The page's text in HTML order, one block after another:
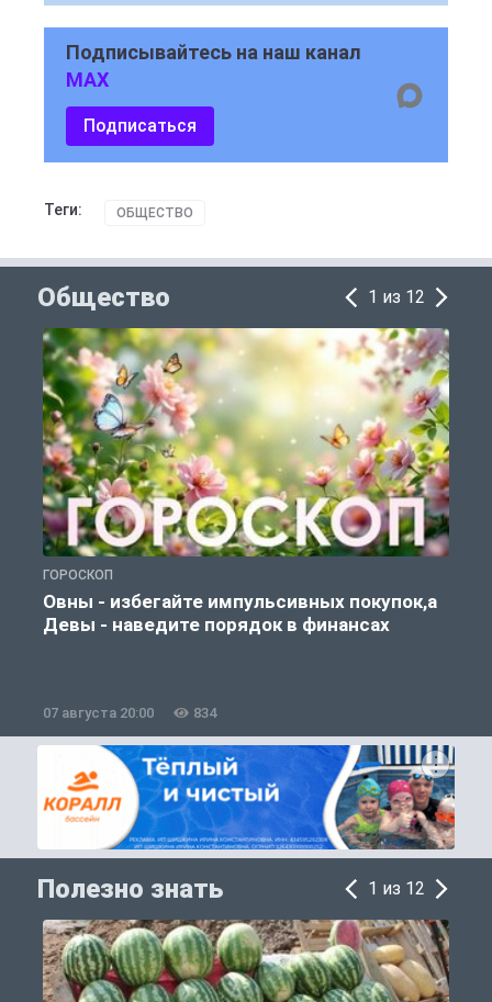
Подписывайтесь на наш канал
MAX
Подписаться
Теги: ОБЩЕСТВО
Общество 1 из 12
ГОРОСКОП
Овны - избегайте импульсивных покупок,а
Девы - наведите порядок в финансах
07 августа 20:00 834
Полезно знать 1 из 12